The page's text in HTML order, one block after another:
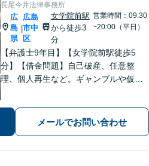
長尾今井法律事務所
広
島
県
|
広島
市中
区
女学院前駅
から徒歩3
分
営業時間：09:30
~20:00（平日）
【弁護士9年目】【女学院前駅徒歩5
分】【借金問題】自己破産、任意整
理、個人再生など。ギャンブルや仮想
などご相談ください【夜間土日祝相談
可】【初回相談無料】【Zoom面談可】
メールでお問い合わせ